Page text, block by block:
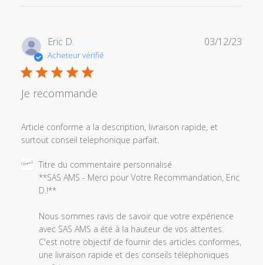
Eric D.
Acheteur vérifié
Je recommande
Article conforme a la description, livraison rapide, et
surtout conseil telephonique parfait.
Commentaires
propriétaire
magasin
l'examen
Titre du commentaire personnalisé
**SAS AMS - Merci pour Votre Recommandation, Eric
D.!**
Nous sommes ravis de savoir que votre expérience
avec SAS AMS a été à la hauteur de vos attentes.
C'est notre objectif de fournir des articles conformes,
une livraison rapide et des conseils téléphoniques
03/12/23